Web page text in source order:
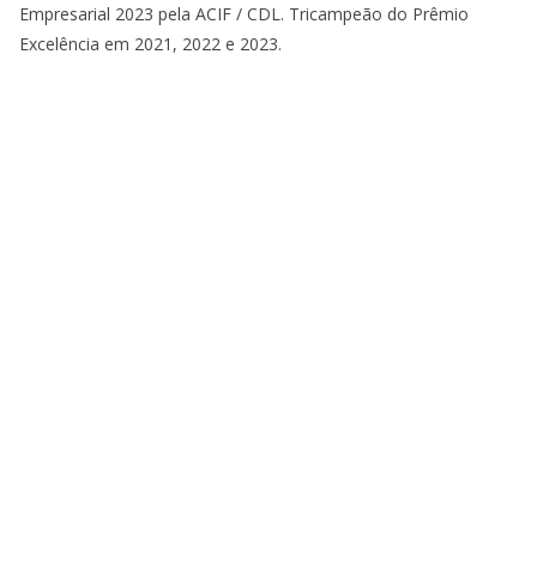
Empresarial 2023 pela ACIF / CDL. Tricampeão do Prêmio
Excelência em 2021, 2022 e 2023.